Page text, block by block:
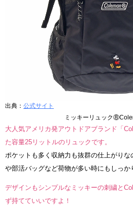
出典： 公式サイト
ミッキーリュック
大人気アメリカ発アウトドアブランド「
た容量25リットルのリュックです。
ポケットも多く収納力も抜群の仕上がり
や部活バッグなど荷物が多い時にもしっか
デザインもシンプルなミッキーの刺繍と
ず持てていいですよ！